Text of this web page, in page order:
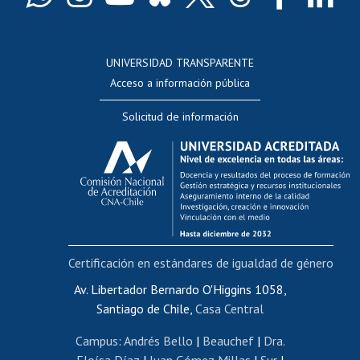
Docentes
Evaluación docente
Calificación académica
Postulación al AUCAI
Funcionarias/os
Cursos internos de capacitación
Bienestar del personal
Portal de movilidad interna
Certificado de renta
Certificado de renta honorarios
Editar páginas blancas
UNIVERSIDAD TRANSPARENTE
Acceso a información pública
Solicitud de información
Av. Libertador Bernardo O'Higgins 1058,
Santiago de Chile, Casa Central
Campus: Andrés Bello | Beauchef| Dra.
Certificación en estándares de igualdad de género